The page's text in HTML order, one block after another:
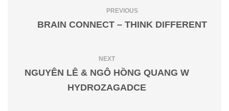
PREVIOUS
BRAIN CONNECT – THINK DIFFERENT
NEXT
NGUYÊN LÊ & NGÔ HỒNG QUANG W
HYDROZAGADCE